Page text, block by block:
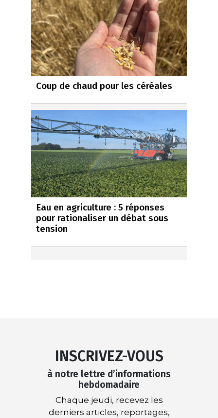
Coup de chaud pour les céréales
Eau en agriculture : 5 réponses
pour rationaliser un débat sous
tension
INSCRIVEZ-VOUS
à notre lettre d’informations
hebdomadaire
Chaque jeudi, recevez les
derniers articles, reportages,